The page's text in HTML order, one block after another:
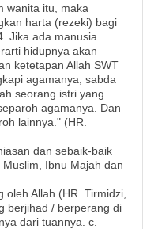
wanita itu, maka
harta (rezeki) bagi
Jika ada manusia
hidupnya akan
ketetapan Allah SWT
agamanya, sabda
seorang istri yang
agamanya. Dan
lainnya." (HR.
dan sebaik-baik
Ibnu Majah dan
Allah (HR. Tirmidzi,
berjihad / berperang di
dari tuannya. c.